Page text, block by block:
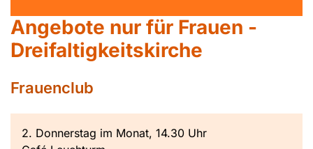
Angebote nur für Frauen -
Dreifaltigkeitskirche
Frauenclub
2. Donnerstag im Monat, 14.30 Uhr